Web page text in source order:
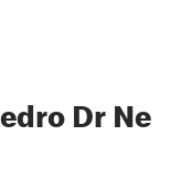
Dr Ne